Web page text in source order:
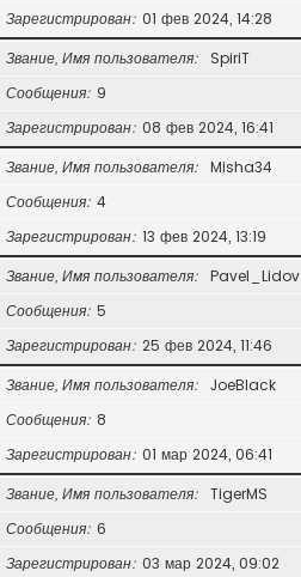
Зарегистрирован 01 фев 2024, 14:28
Звание, Имя пользователя
SpiriT
Сообщения 9
Зарегистрирован 08 фев 2024, 16:41
Звание, Имя пользователя
Misha34
Сообщения 4
Зарегистрирован 13 фев 2024, 13:19
Звание, Имя пользователя
Pavel_Lidov
Сообщения 5
Зарегистрирован 25 фев 2024, 11:46
Звание, Имя пользователя
JoeBlack
Сообщения 8
Зарегистрирован 01 мар 2024, 06:41
Звание, Имя пользователя
TigerMS
Сообщения 6
Зарегистрирован 03 мар 2024, 09:02